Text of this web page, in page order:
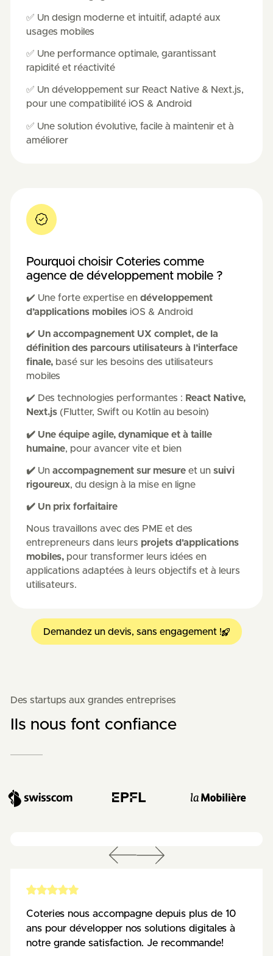
✅ Un design moderne et intuitif, adapté aux
usages mobiles
✅ Une performance optimale, garantissant
rapidité et réactivité
✅ Un développement sur React Native & Next.js,
pour une compatibilité iOS & Android
✅ Une solution évolutive, facile à maintenir et à
améliorer
Pourquoi choisir Coteries comme
agence de développement mobile ?
✔️ Une forte expertise endéveloppement
d’applications mobiles iOS & Android
✔️ Un accompagnement UX complet, de la
définition des parcours utilisateurs à l’interface
finale, basé sur les besoins des utilisateurs
mobiles
✔️ Des technologies performantes : React Native,
Next.js (Flutter, Swift ou Kotlin au besoin)
✔️ Une équipe agile, dynamique et à taille
humaine, pour avancer vite et bien
✔️ Unaccompagnement sur mesure et unsuivi
rigoureux, du design à la mise en ligne
✔️ Un prix forfaitaire
Nous travaillons avec des PME et des
entrepreneurs dans leurs projets d'applications
mobiles, pour transformer leurs idées en
applications adaptées à leurs objectifs et à leurs
utilisateurs.
Demandez un devis, sans engagement !
Des startups aux grandes entreprises
Ils nous font confiance
Coteries nous accompagne depuis plus de 10
ans pour développer nos solutions digitales à
notre grande satisfaction. Je recommande!